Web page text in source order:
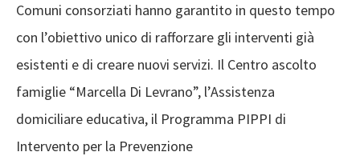
Comuni consorziati hanno garantito in questo tempo
con l’obiettivo unico di rafforzare gli interventi già
esistenti e di creare nuovi servizi. Il Centro ascolto
famiglie “Marcella Di Levrano”, l’Assistenza
domiciliare educativa, il Programma PIPPI di
Intervento per la Prevenzione